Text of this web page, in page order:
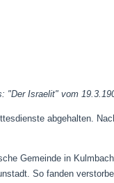
"Der Israelit" vom
abgehalten.
Gemeinde in
So fanden